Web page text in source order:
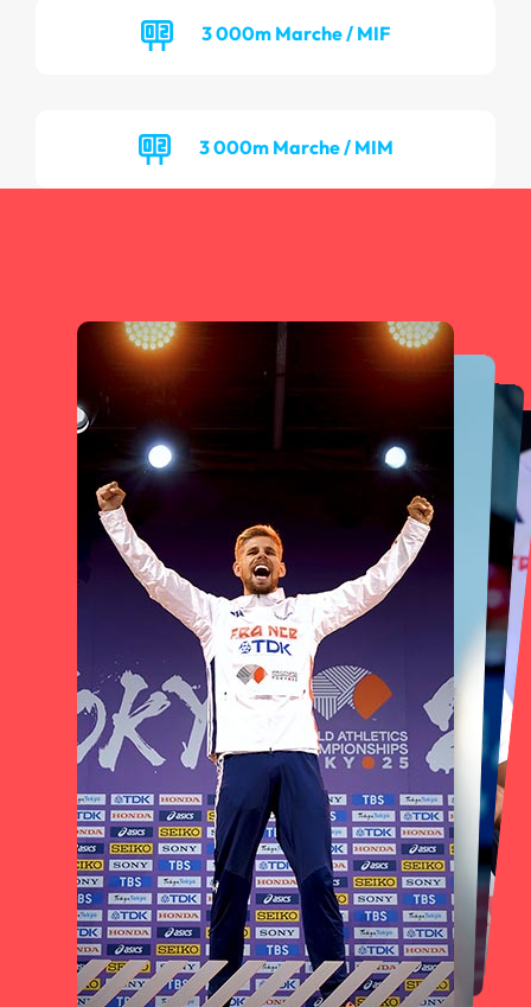
3 000m Marche / MIF
3 000m Marche / MIM